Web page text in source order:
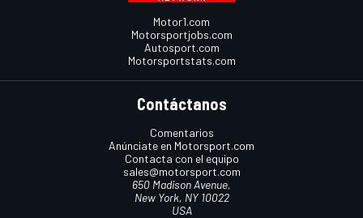
Motor1.com
Motorsportjobs.com
Autosport.com
Motorsportstats.com
Contáctanos
Comentarios
Anúnciate en Motorsport.com
Contacta con el equipo
sales@motorsport.com
650 Madison Avenue,
New York, NY 10022
USA